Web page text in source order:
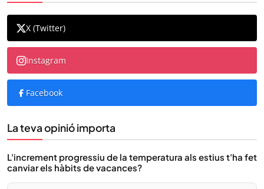
X (Twitter)
Instagram
Facebook
La teva opinió importa
L'increment progressiu de la temperatura als estius t'ha fet
canviar els hàbits de vacances?